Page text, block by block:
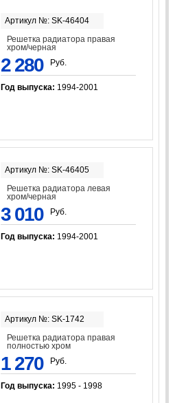
Артикул №: SK-46404
Решетка радиатора правая
хром/черная
2 280 Руб.
Год выпуска: 1994-2001
Артикул №: SK-46405
Решетка радиатора левая
хром/черная
3 010 Руб.
Год выпуска: 1994-2001
Артикул №: SK-1742
Решетка радиатора правая
полностью хром
1 270 Руб.
Год выпуска: 1995 - 1998